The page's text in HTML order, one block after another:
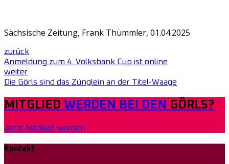
Sächsische Zeitung, Frank Thümmler, 01.04.2025
zurück
Anmeldung zum 4. Volksbank Cup ist online
weiter
Die Görls sind das Zünglein an der Titel-Waage
MITGLIED WERDEN BEI DEN GÖRLS?
Jetzt Mitglied werden
Kontakt